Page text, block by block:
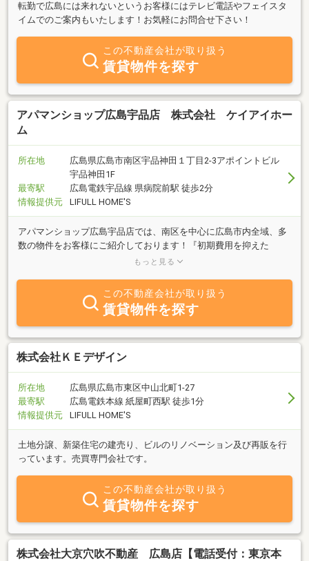
転勤で広島には来れないというお客様にはテレビ電話やフェイスタ
イムでのご案内もいたします！お気軽にお問合せ下さい！
この不動産会社が取り扱う
賃貸物件を探す
アパマンショップ広島宇品店 株式会社 ケイアイホー
ム
所在地
広島県広島市南区宇品神田１丁目2-3アポイントビル
宇品神田1F
最寄駅
広島電鉄宇品線 県病院前駅 徒歩2分
情報提供元
LIFULL HOME'S
アパマンショップ広島宇品店では、南区を中心に広島市内全域、多
数の物件をお客様にご紹介しております！『初期費用を抑えた
い…』『こんな条件のお部屋は無いかな？』等、お部屋探しのお悩
もっと見る
この不動産会社が取り扱う
賃貸物件を探す
株式会社ＫＥデザイン
所在地
広島県広島市東区中山北町1-27
最寄駅
広島電鉄本線 紙屋町西駅 徒歩1分
情報提供元
LIFULL HOME'S
土地分譲、新築住宅の建売り、ビルのリノベーション及び再販を行
っています。売買専門会社です。
この不動産会社が取り扱う
賃貸物件を探す
株式会社大京穴吹不動産 広島店【電話受付：東京本